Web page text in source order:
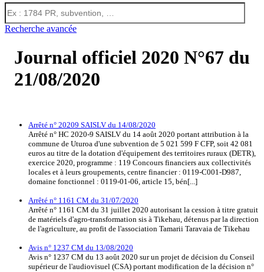
Recherche avancée
Journal officiel 2020 N°67 du
21/08/2020
Arrêté n° 20209 SAISLV du 14/08/2020
Arrêté n° HC 2020-9 SAISLV du 14 août 2020 portant attribution à la
commune de Uturoa d'une subvention de 5 021 599 F CFP, soit 42 081
euros au titre de la dotation d'équipement des territoires ruraux (DETR),
exercice 2020, programme : 119 Concours financiers aux collectivités
locales et à leurs groupements, centre financier : 0119-C001-D987,
domaine fonctionnel : 0119-01-06, article 15, bén[...]
Arrêté n° 1161 CM du 31/07/2020
Arrêté n° 1161 CM du 31 juillet 2020 autorisant la cession à titre gratuit
de matériels d'agro-transformation sis à Tikehau, détenus par la direction
de l'agriculture, au profit de l'association Tamarii Taravaia de Tikehau
Avis n° 1237 CM du 13/08/2020
Avis n° 1237 CM du 13 août 2020 sur un projet de décision du Conseil
supérieur de l'audiovisuel (CSA) portant modification de la décision n°